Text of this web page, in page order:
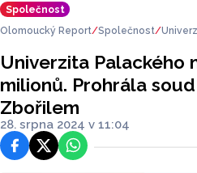
Společnost
Olomoucký Report Společnost
m
Univerzita Palackého
milionů. Prohrála
Zbořilem
28. srpna 2024 v 11:04
FacebookPlatforma X
WhatsApp